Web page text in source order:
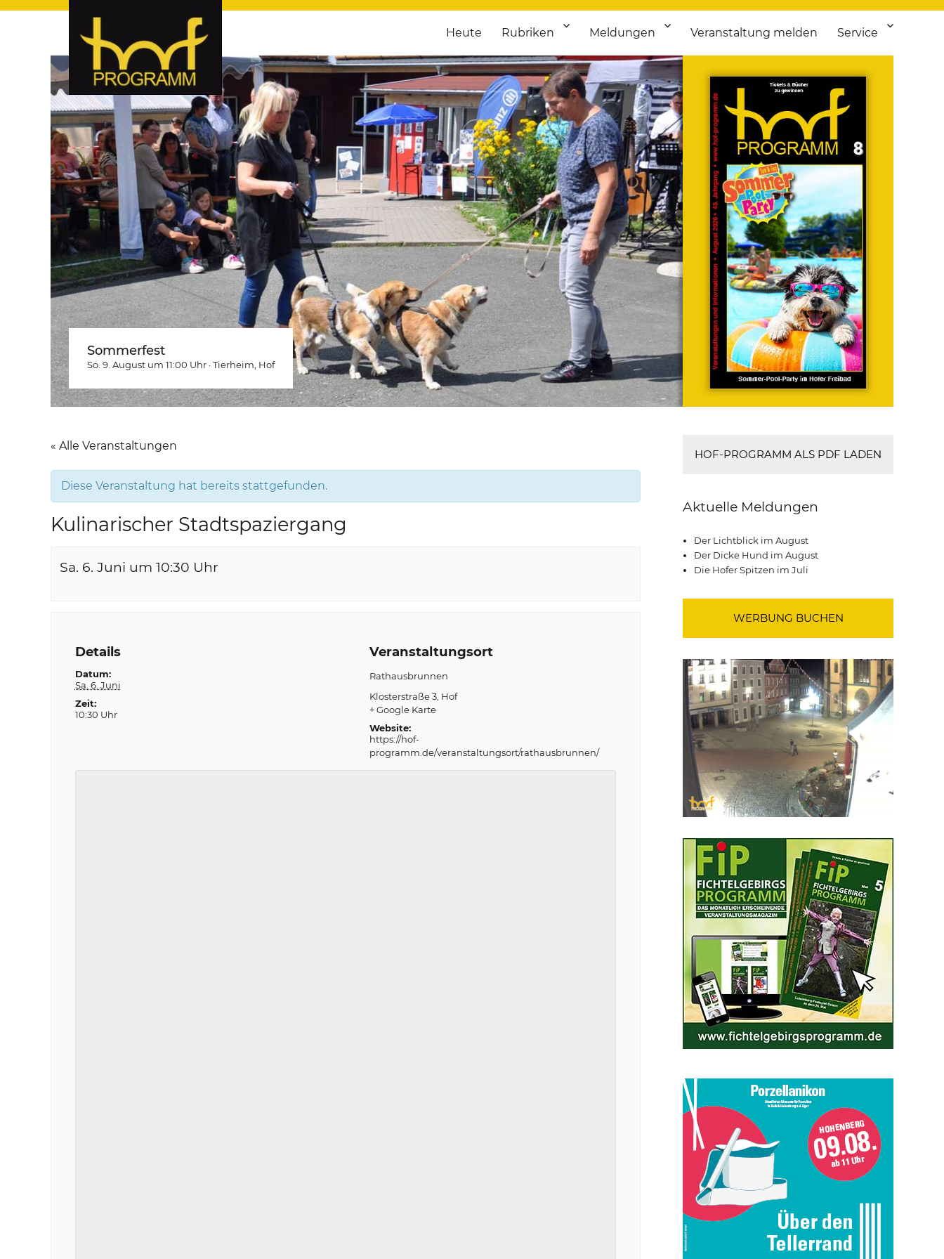
hof-programm – das Veranstaltungsportal für Hochfranken
hof-programm – das Veranstaltungsportal für Hof und Hochfranken. Täglich aktuelle Termine von Kultur bis Sport, von Theater bis Flohmarkt.
Heute Rubriken Meldungen Veranstaltung melden Service
Sommerfest
So. 9. August um 11:00 Uhr ·Tierheim , Hof
« Alle Veranstaltungen
Diese Veranstaltung hat bereits stattgefunden.
Kulinarischer Stadtspaziergang
Sa. 6. Juni um 10:30 Uhr
Details
Datum:
Sa. 6. Juni
Zeit:
10:30 Uhr
Veranstaltungsort
Rathausbrunnen
Klosterstraße 3 Hof
+ Google Karte
Website:
https://hof-
programm.de/veranstaltungsort/rathausbrunnen/
HOF-PROGRAMM ALS PDF LADEN
Aktuelle Meldungen
Der Lichtblick im August
Der Dicke Hund im August
Die Hofer Spitzen im Juli
WERBUNG BUCHEN